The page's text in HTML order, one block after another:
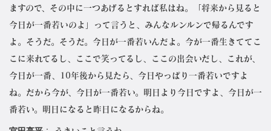
ますので、その中に一つあげるとすれば私はね。「将来から見ると
今日が一番若いのよ」って言うと、みんなルンルンで帰るんです
よ。そうだ。そうだ。今日が一番若いんだよ。今が一番生きててこ
こに来れてるし、ここで笑ってるし、ここの出会いだし、これが、
今日が一番、10年後から見たら、今日やっぱり一番若いですよ
ね。だから今が、今日が一番若い。明日より今日ですよ、今日が一
番若い。明日になると昨日になるからね。